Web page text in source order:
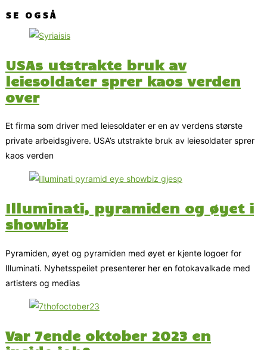
SE OGSÅ
USAs utstrakte bruk av
leiesoldater sprer kaos verden
over
Et firma som driver med leiesoldater er en av verdens største
private arbeidsgivere. USA’s utstrakte bruk av leiesoldater sprer
kaos verden
Illuminati, pyramiden og øyet i
showbiz
Pyramiden, øyet og pyramiden med øyet er kjente logoer for
Illuminati. Nyhetsspeilet presenterer her en fotokavalkade med
artisters og medias
Var 7ende oktober 2023 en